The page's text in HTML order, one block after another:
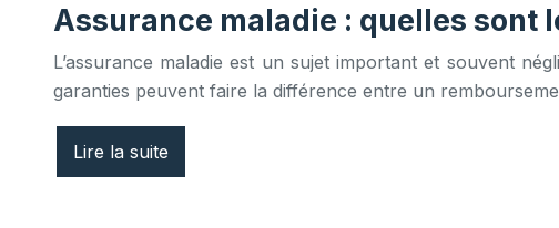
Assurance maladie : quelles sont
L’assurance maladie est un sujet important et souvent
garanties peuvent faire la différence entre un
Lire la suite